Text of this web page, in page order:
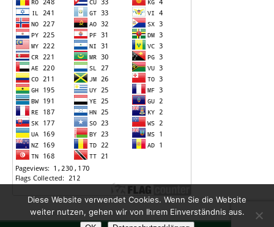
Diese Website verwendet Cookies. Wenn Sie die Website
weiter nutzen, gehen wir von Ihrem Einverständnis aus.